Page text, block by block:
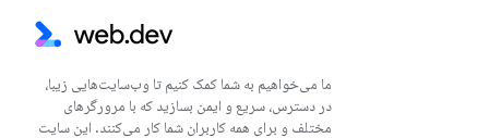
ما می‌خواهیم به شما کمک کنیم تا وب‌سایت‌هایی زیبا،
در دسترس، سریع و ایمن بسازید که با مرورگرهای
مختلف و برای همه کاربران شما کار می‌کنند. این سایت